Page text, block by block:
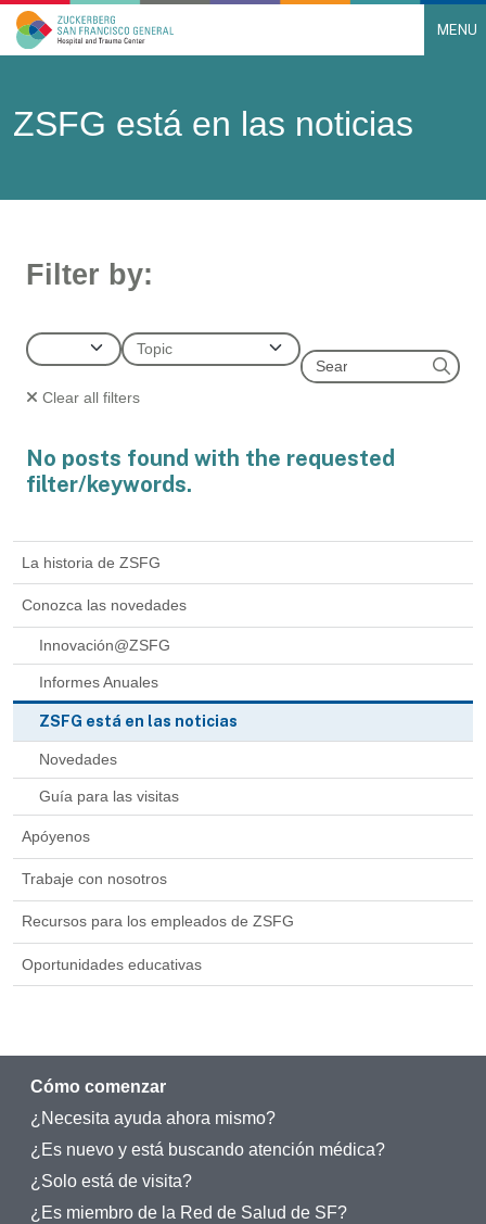
Main Navigation MENU
ZSFG está en las noticias
La historia de ZSFG
Conozca las novedades
Innovación@ZSFG
Informes Anuales
ZSFG está en las noticias
Novedades
Guía para las visitas
Apóyenos
Trabaje con nosotros
Recursos para los empleados de ZSFG
Oportunidades educativas
Filter by:
Types
Topics
Search
Clear all filters
No posts found with the requested
filter/keywords.
Cómo comenzar
¿Necesita ayuda ahora mismo?
¿Es nuevo y está buscando atención médica?
¿Solo está de visita?
¿Es miembro de la Red de Salud de SF?